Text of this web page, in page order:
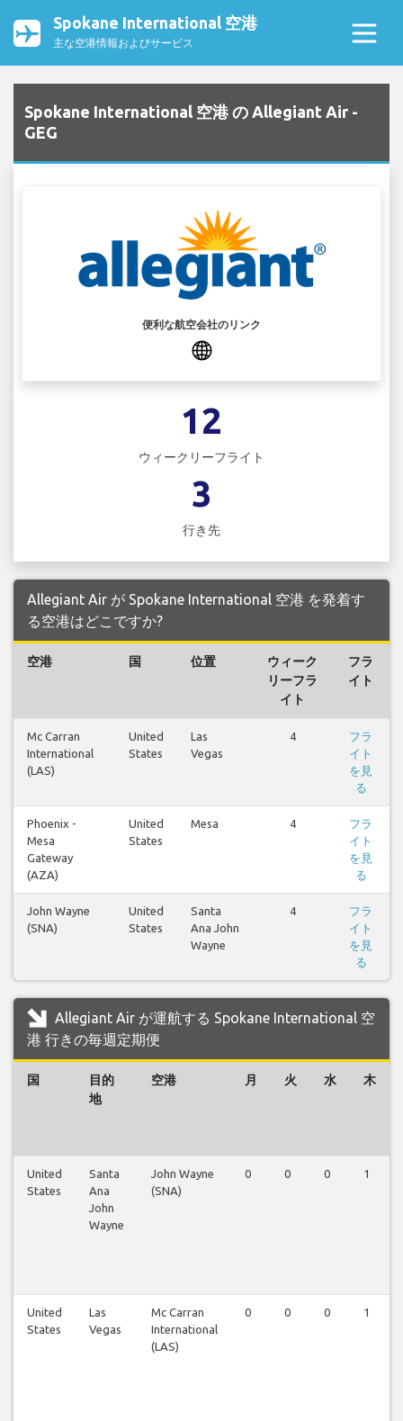
Spokane International 空港
主な空港情報およびサービス
Spokane International 空港 の Allegiant Air -
GEG
便利な航空会社のリンク
12
ウィークリーフライト
3
行き先
Allegiant Air が Spokane International 空港 を発着す
る空港はどこですか?
空港 国 位置
ウィーク
リーフラ
イト
フラ
イト
Mc Carran
International
(LAS)
United
States
Las
Vegas
4
フラ
イト
を見
る
Phoenix -
Mesa
Gateway
(AZA)
United
States
Mesa 4
フラ
イト
を見
る
John Wayne
(SNA)
United
States
Santa
Ana John
Wayne
4
フラ
イト
を見
る
Allegiant Air が運航する Spokane International 空
港 行きの毎週定期便
国
目的
地
空港 月 火 水 木
United
States
Santa
Ana
John
Wayne
John Wayne
(SNA)
0 0 0 1
United
States
Las
Vegas
Mc Carran
International
(LAS)
0 0 0 1